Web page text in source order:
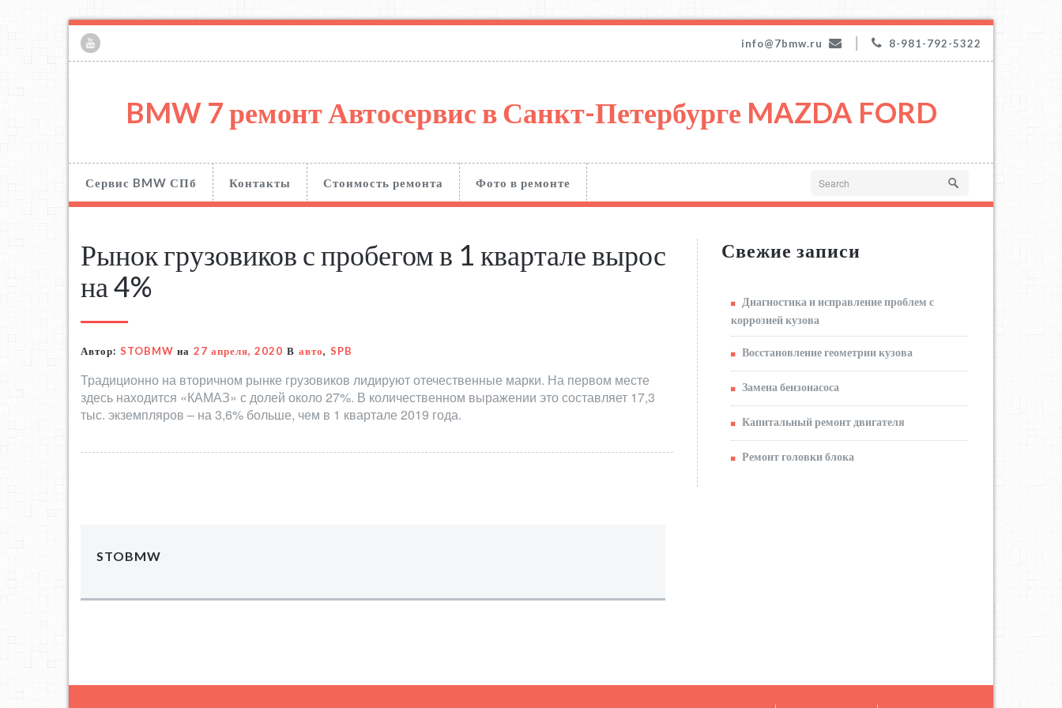
info@7bmw.ru 8-981-792-5322
BMW 7 ремонт Автосервис в Санкт-Петербурге MAZDA FORD
Сервис BMW СПб Контакты Стоимость ремонта Фото в ремонте
Рынок грузовиков с пробегом в 1 квартале вырос
на 4%
Автор: STOBMW на 27 апреля, 2020 В авто, SPB
Традиционно на вторичном рынке грузовиков лидируют отечественные марки. На первом месте
здесь находится «КАМАЗ» с долей около 27%. В количественном выражении это составляет 17,3
тыс. экземпляров – на 3,6% больше, чем в 1 квартале 2019 года.
STOBMW
Свежие записи
Диагностика и исправление проблем с
коррозией кузова
Восстановление геометрии кузова
Замена бензонасоса
Капитальный ремонт двигателя
Ремонт головки блока